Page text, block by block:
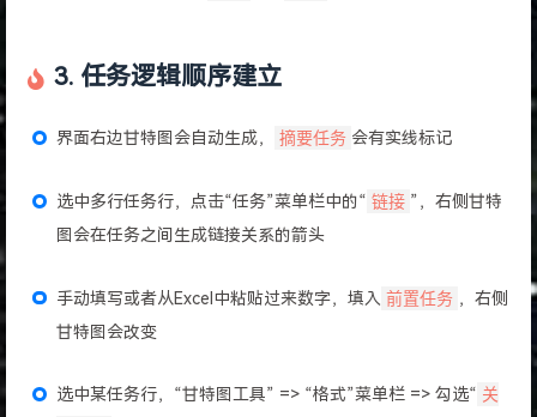
3. 任务逻辑顺序建立
界面右边甘特图会自动生成， 摘要任务 会有实线标记
选中多行任务行，点击“任务”菜单栏中的“ 链接 ”，右侧甘特
图会在任务之间生成链接关系的箭头
手动填写或者从Excel中粘贴过来数字，填入 前置任务 ，右侧
甘特图会改变
选中某任务行，“甘特图工具” => “格式”菜单栏 => 勾选“ 关